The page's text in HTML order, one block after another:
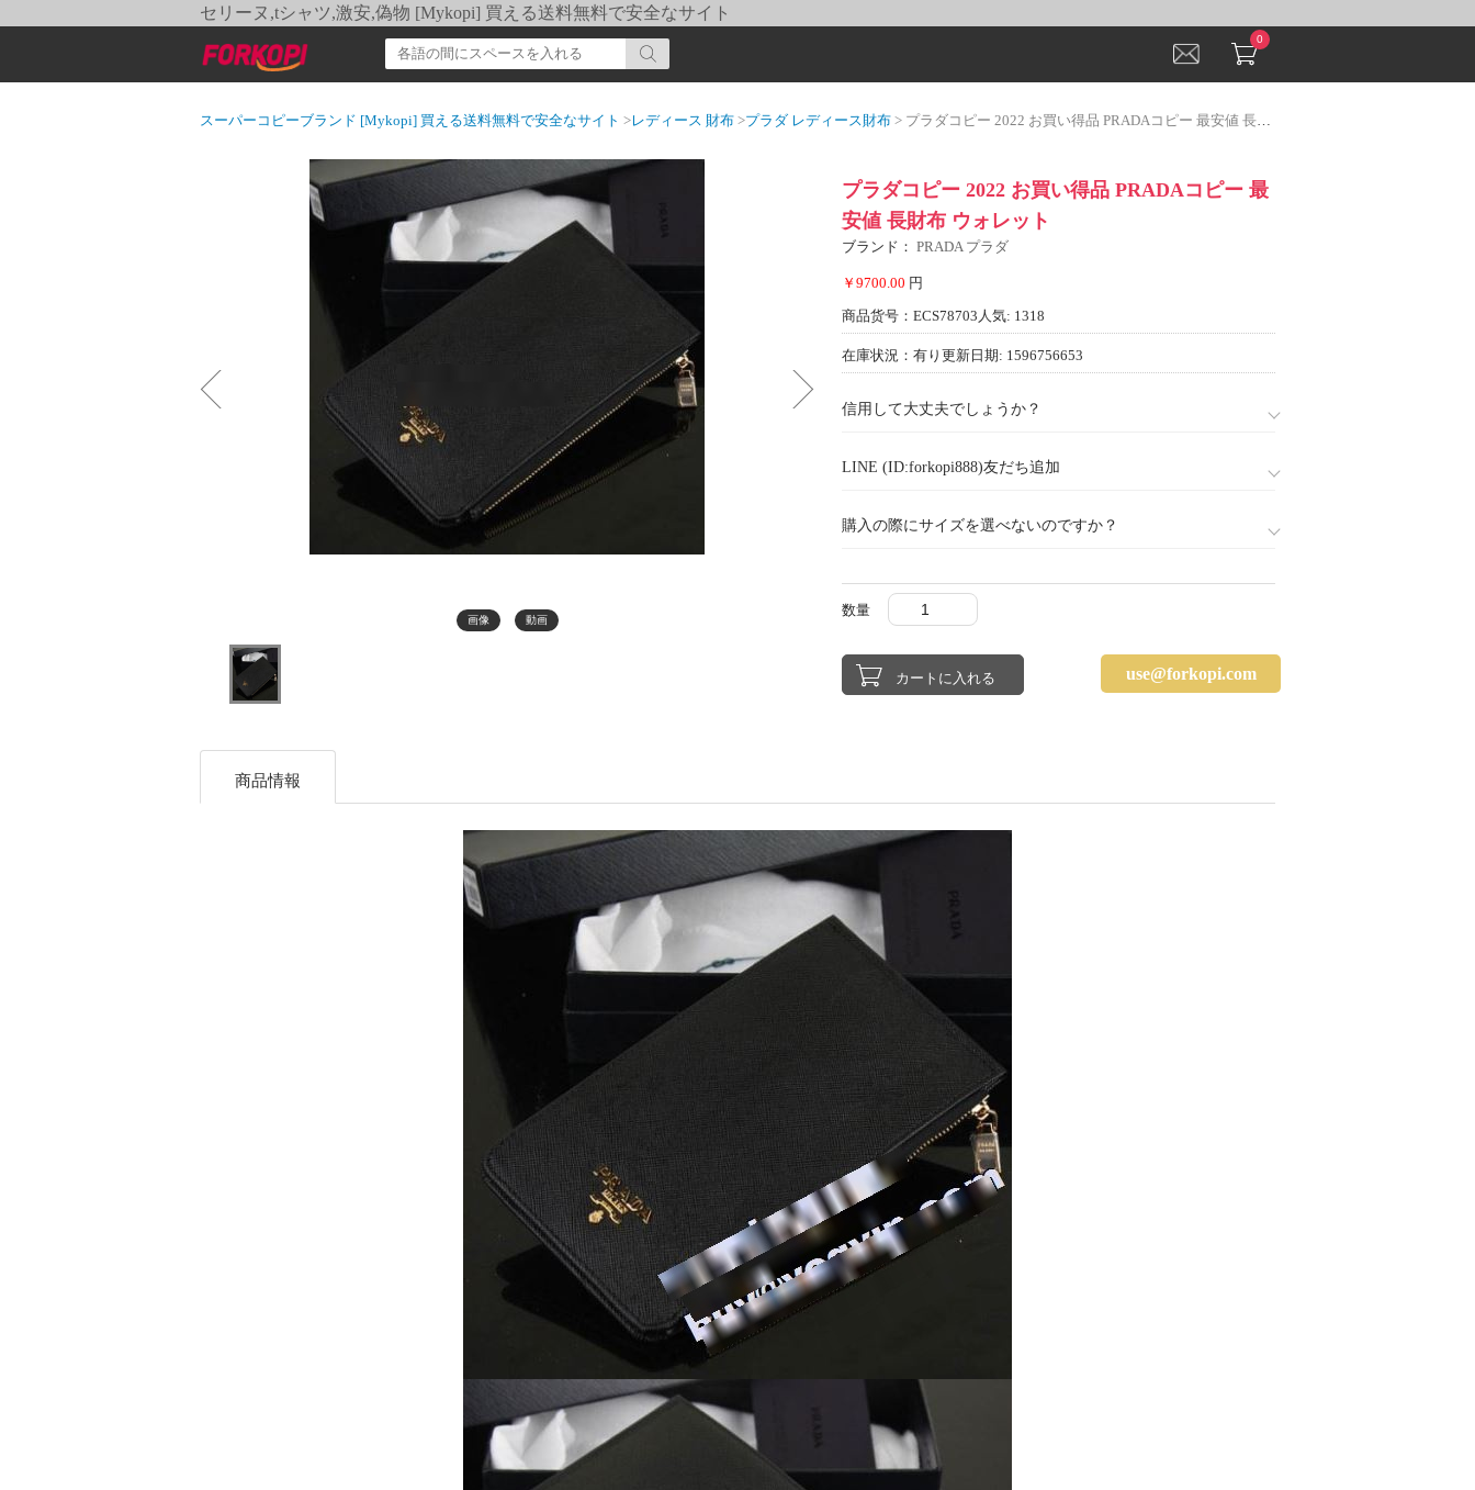
セリーヌ,tシャツ,激安,偽物 [Mykopi] 買える送料無料で安全なサイト
0
スーパーコピーブランド [Mykopi] 買える送料無料で安全なサイト >レディース 財布 >プラダ レディース財布 > プラダコピー 2022 お買い得品 PRADAコピー 最安値 長財布 ウォレット
画像 動画
プラダコピー 2022 お買い得品 PRADAコピー 最
安値 長財布 ウォレット
ブランド： PRADA プラダ
￥9700.00 円
商品货号：ECS78703 人気: 1318
在庫状況：有り 更新日期: 1596756653
信用して大丈夫でしょうか？
LINE (ID:forkopi888)友だち追加
購入の際にサイズを選べないのですか？
数量
use@forkopi.com
商品情報